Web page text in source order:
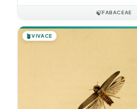
🍃FABACEAE
🪴VIVACE